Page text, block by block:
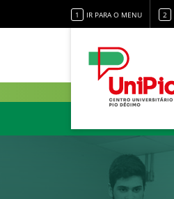
1 IR PARA O MENU 2